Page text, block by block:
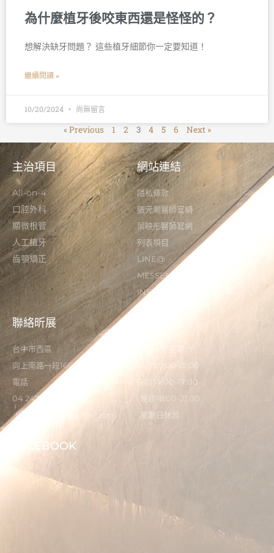
為什麼植牙後咬東西還是怪怪的？
想解決缺牙問題？ 這些植牙細節你一定要知道！ 󠀠
繼續閱讀 »
10/20/2024 尚無留言
« Previous 1 2 3 4 5 6 Next »
主治項目
All-on-4
口腔外科
顯微根管
人工植牙
齒顎矯正
網站連結
隱私條款
張元瀚醫師官網
葉映彤醫師官網
列表項目
LINE@
MESSENGER
INSTAGRAM
聯絡昕展
台中市西區
向上南路一段166-5號
電話
04 2473 0325
flystardental@gmail.com
星期一至星期六
早診09:00-12:00
午診14:00-17:00
晚診18:00-21:00
星期日休診
FACEBOOK